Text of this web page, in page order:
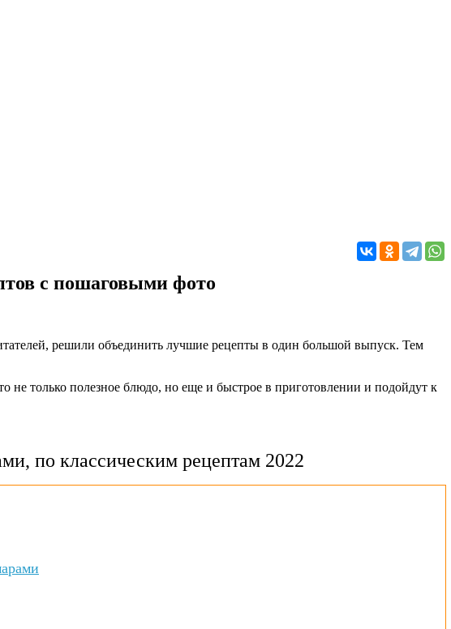
с пошаговыми фото
решили объединить лучшие рецепты в один большой выпуск. Тем
только полезное блюдо, но еще и быстрое в приготовлении и подойдут к
по классическим рецептам 2022